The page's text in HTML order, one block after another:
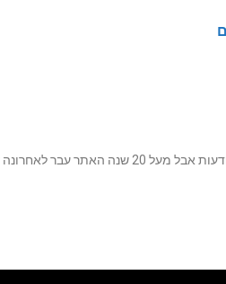
מערכות על מנת שכל